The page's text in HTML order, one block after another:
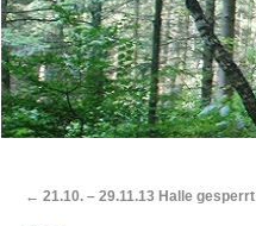
← 21.10. – 29.11.13 Halle gesperrt